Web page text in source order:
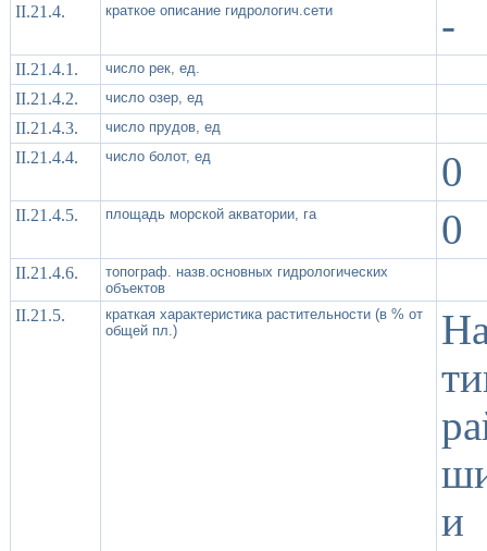
II.21.4. краткое описание гидрологич.сети -
II.21.4.1. число рек, ед.
II.21.4.2. число озер, ед
II.21.4.3. число прудов, ед
II.21.4.4. число болот, ед 0
II.21.4.5. площадь морской акватории, га 0
II.21.4.6.
топограф. назв.основных гидрологических
объектов
II.21.5.
краткая характеристика растительности (в % от
общей пл.)
и